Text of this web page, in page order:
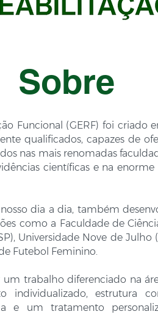
Sobre
Funcional (GERF) foi
qualificados, capazes de
nas mais renomadas
científicas e na
dia a dia, também
como a Faculdade de
Universidade Nove de Julho
Futebol Feminino.
trabalho diferenciado na
individualizado, estrutura
e um tratamento